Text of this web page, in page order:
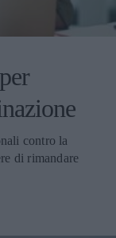
contro la
di rimandare